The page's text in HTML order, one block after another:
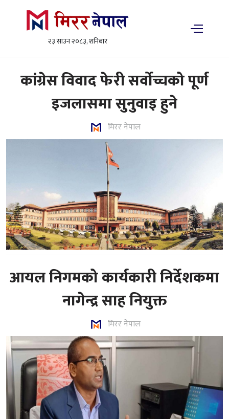
२३ साउन २०८३, शनिबार
कांग्रेस विवाद फेरी सर्वोच्चको पूर्ण
इजलासमा सुनुवाइ हुने
मिरर नेपाल
आयल निगमको कार्यकारी निर्देशकमा
नागेन्द्र साह नियुक्त
मिरर नेपाल